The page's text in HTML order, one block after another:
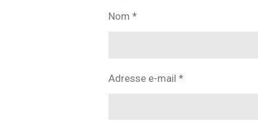
r
Nom *
Adresse e-mail *